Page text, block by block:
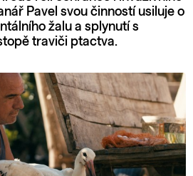
Pavel svou činností usiluje o
žalu a splynutí s
traviči ptactva.